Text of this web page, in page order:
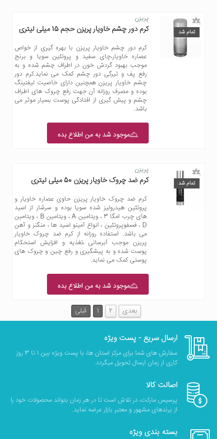
تمام شد
پریزن
کرم دور چشم خاویار پریزن حجم 15 میلی لیتری
کرم دور چشم خاویار پریزن با بهره گیری از خواص
عصاره خاویار،چای سفید و پروتئین سویا و برنج
موجب بهبود گردش خون در اطراف چشم شده و به
رفع پف و تیرگی دور چشم کمک می نماید.کرم دور
چشم خاویار پریزن همچنین دارای خاصیت لیفتینگ
بوده و مصرف روزانه آن جهت رفع چروک های اطراف
چشم و پیش گیری از افتادگی پوست بسیار موثر می
باشد.
موجود شد به من اطلاع بده
تمام شد
پریزن
کرم ضد چروک خاویار پریزن 50 میلی لیتری
کرم ضد چروک خاویار پریزن حاوی عصاره خاویار و
پروتئین هیدرولیز شده سویا بوده و سرشار از اسید
های چرب امگا 3 ، ویتامین A ، ویتامین B ، ویتامین
D ، فسفوپروتئین ، انواع آمینو اسید ها ، منگنز و آهن
می باشد. استفاده روزانه از کرم ضد چروک خاویار
پریزن موجب آبرسانی ،تغذیه و افزایش استحکام
پوست شده و به پیشگیری و رفع چین و چروک های
پوستی کمک می نماید.
موجود شد به من اطلاع بده
قبلی 1 2 بعدی
ارسال سریع - پست ویژه
سفارش های شما برای مرکز استان ها، با پست ویژه بین 1 تا 3 روز
کاری از زمان ارسال تحویل میگردد.
اصالت کالا
پرسیس مارکت، در تلاش است تا در هر زمان بتواند محصولات خود را
از برندهای مشهور و معتبر بازار عرضه نماید.
بسته بندی ویژه